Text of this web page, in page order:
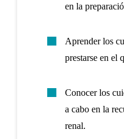
en la
Aprender los
prestarse en el
Conocer los
a cabo en la
renal.